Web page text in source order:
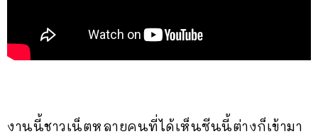
งานนี้ชาวเน็ตหลายคนที่ได้เห็นซีนนี้ต่างก็เข้ามา